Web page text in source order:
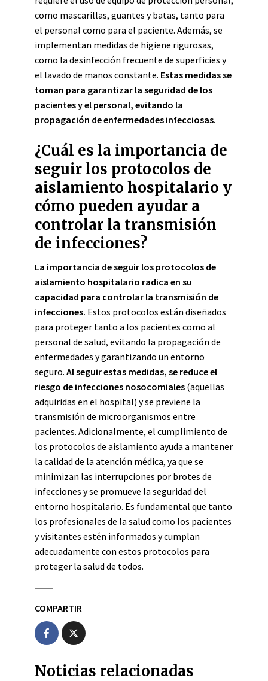
como mascarillas, guantes y batas, tanto para
el personal como para el paciente. Además, se
implementan medidas de higiene rigurosas,
como la desinfección frecuente de superficies y
el lavado de manos constante. Estas medidas se
toman para garantizar la seguridad de los
pacientes y el personal, evitando la
propagación de enfermedades infecciosas.
¿Cuál es la importancia de
seguir los protocolos de
aislamiento hospitalario y
cómo pueden ayudar a
controlar la transmisión
de infecciones?
La importancia de seguir los protocolos de
aislamiento hospitalario radica en su
capacidad para controlar la transmisión de
infecciones. Estos protocolos están diseñados
para proteger tanto a los pacientes como al
personal de salud, evitando la propagación de
enfermedades y garantizando un entorno
seguro. Al seguir estas medidas, se reduce el
riesgo de infecciones nosocomiales (aquellas
adquiridas en el hospital) y se previene la
transmisión de microorganismos entre
pacientes. Adicionalmente, el cumplimiento de
los protocolos de aislamiento ayuda a mantener
la calidad de la atención médica, ya que se
minimizan las interrupciones por brotes de
infecciones y se promueve la seguridad del
entorno hospitalario. Es fundamental que tanto
los profesionales de la salud como los pacientes
y visitantes estén informados y cumplan
adecuadamente con estos protocolos para
proteger la salud de todos.
COMPARTIR
Noticias relacionadas